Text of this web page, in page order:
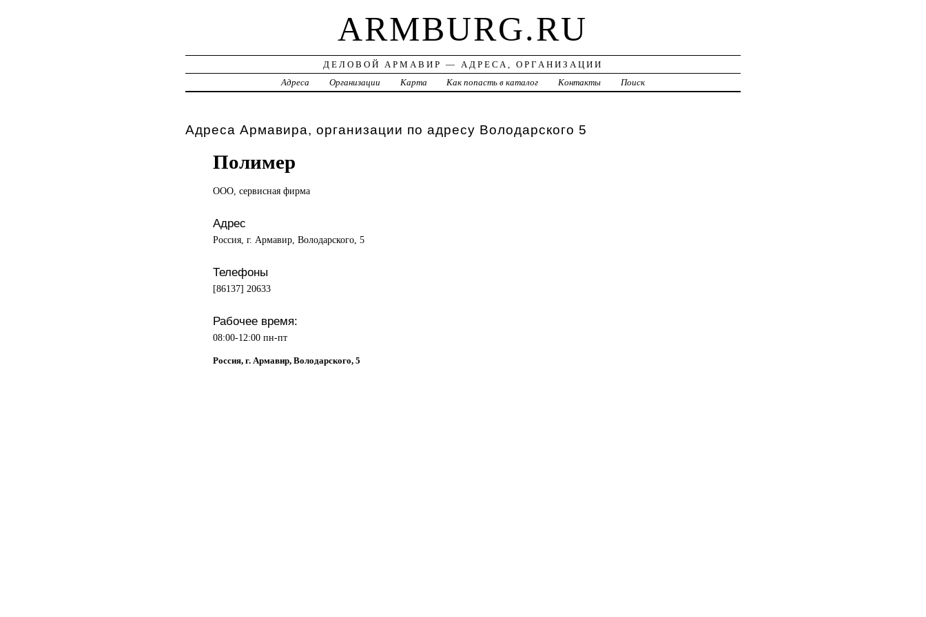
ARMBURG.RU
ДЕЛОВОЙ АРМАВИР — АДРЕСА, ОРГАНИЗАЦИИ
Адреса
Организации Карта Как попасть в каталог Контакты Поиск
Адреса Армавира, организации по адресу Володарского 5
Полимер
ООО, сервисная фирма
Адрес
Россия, г. Армавир, Володарского, 5
Телефоны
[86137] 20633
Рабочее время:
08:00-12:00 пн-пт
Россия, г. Армавир, Володарского, 5